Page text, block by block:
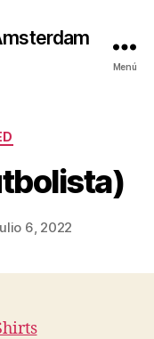
Menú
6, 2022